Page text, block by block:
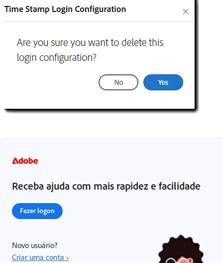
Receba ajuda com mais rapidez e facilidade
Fazer logon
Novo usuário?
Criar uma conta ›